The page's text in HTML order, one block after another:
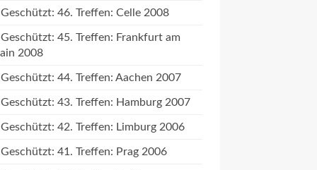
Geschützt: 46. Treffen: Celle 2008
Geschützt: 45. Treffen: Frankfurt am
2008
Geschützt: 44. Treffen: Aachen 2007
Geschützt: 43. Treffen: Hamburg 2007
Geschützt: 42. Treffen: Limburg 2006
Geschützt: 41. Treffen: Prag 2006